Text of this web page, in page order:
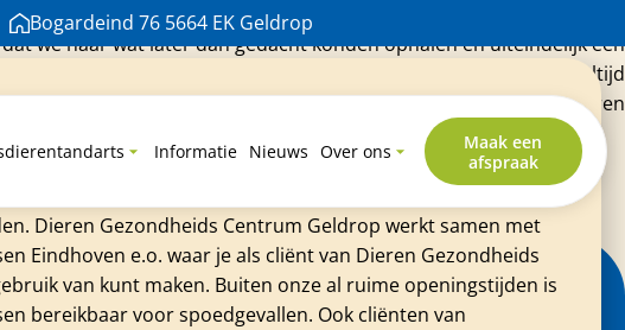
Bogardeind 76 5664 EK Geldrop
Informatie Nieuws Over ons
Maak een
afspraak
Gisteren mijn kat gebracht voor het trekken van haar tandjes,
we haar wat later dan gedacht konden ophalen en uiteindelijk een
al langer bij het dieren ziekenhuis met ook andere katten.Altijd
behulpzaam en erg lief naar de dieren
huisdier en heb je direct een dierenarts nodig? Geen
Dieren Gezondheids Centrum Geldrop werkt samen met
Eindhoven e.o. waar je als cliënt van Dieren Gezondheids
van kunt maken. Buiten onze al ruime openingstijden is
bereikbaar voor spoedgevallen. Ook cliënten van